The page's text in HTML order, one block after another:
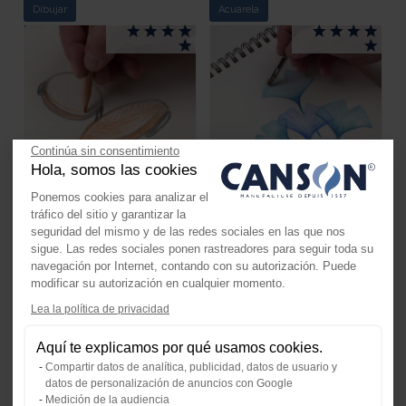
Dibujar
Aprender a dibujar una silla
de diseño paso a paso
Acuarela
ginkgo paso a paso en
papel Canson XL Acuarela
Dibujar Técnicas mixtas
Continúa sin consentimiento
Hola, somos las cookies
Ponemos cookies para analizar el
tráfico del sitio y garantizar la
seguridad del mismo y de las redes sociales en las que nos
sigue. Las redes sociales ponen rastreadores para seguir toda su
navegación por Internet, contando con su autorización. Puede
modificar su autorización en cualquier momento.
Lea la política de privacidad
Aquí te explicamos por qué usamos cookies.
Compartir datos de analítica, publicidad, datos de usuario y
datos de personalización de anuncios con Google
Medición de la audiencia
Nuestra plataforma te permite